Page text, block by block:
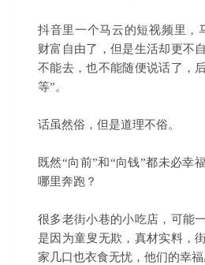
抖音里一个马云的短视频里，
财富自由了，但是生活却更不
不能去，也不能随便说话了，
等”。
话虽然俗，但是道理不俗。
既然“向前”和“向钱”都未必幸
哪里奔跑？
很多老街小巷的小吃店，可能
是因为童叟无欺，真材实料，
家几口也衣食无忧，他们的幸福